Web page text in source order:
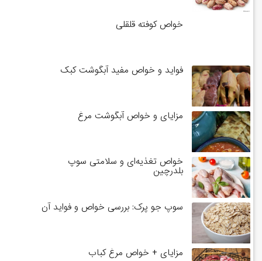
خواص کوفته قلقلی
فواید و خواص مفید آبگوشت کبک
مزایای و خواص آبگوشت مرغ
خواص تغذیه‌ای و سلامتی سوپ
بلدرچین
سوپ جو پرک: بررسی خواص و فواید آن
مزایای + خواص مرغ کباب